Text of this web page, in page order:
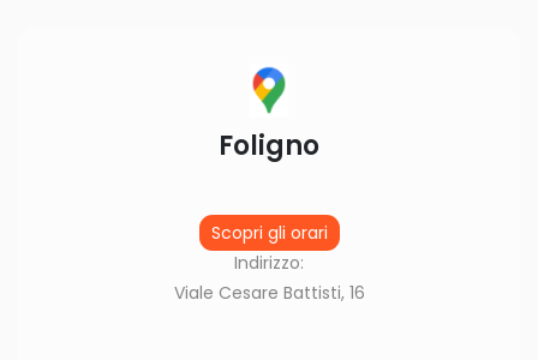
Foligno
Scopri gli orari
Indirizzo:
Viale Cesare Battisti, 16